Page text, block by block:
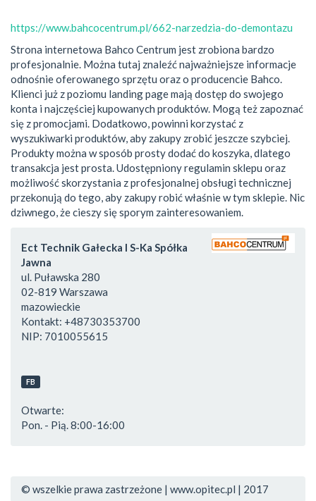
https://www.bahcocentrum.pl/662-narzedzia-do-demontazu
Strona internetowa Bahco Centrum jest zrobiona bardzo
profesjonalnie. Można tutaj znaleźć najważniejsze informacje
odnośnie oferowanego sprzętu oraz o producencie Bahco.
Klienci już z poziomu landing page mają dostęp do swojego
konta i najczęściej kupowanych produktów. Mogą też zapoznać
się z promocjami. Dodatkowo, powinni korzystać z
wyszukiwarki produktów, aby zakupy zrobić jeszcze szybciej.
Produkty można w sposób prosty dodać do koszyka, dlatego
transakcja jest prosta. Udostępniony regulamin sklepu oraz
możliwość skorzystania z profesjonalnej obsługi technicznej
przekonują do tego, aby zakupy robić właśnie w tym sklepie. Nic
dziwnego, że cieszy się sporym zainteresowaniem.
Ect Technik Gałecka I S-Ka Spółka
Jawna
ul. Puławska 280
02-819 Warszawa
mazowieckie
Kontakt: +48730353700
NIP: 7010055615
FB
Otwarte:
Pon. - Pią. 8:00-16:00
© wszelkie prawa zastrzeżone | www.opitec.pl | 2017